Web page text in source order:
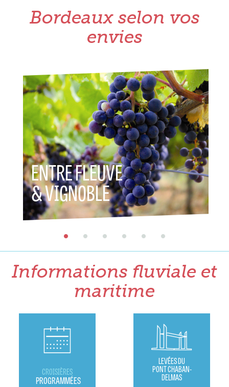
Bordeaux selon vos
envies
ENTRE FLEUVE
& VIGNOBLE &
Informations fluviale et
maritime
CROISIÈRES
PROGRAMMÉES
LEVÉES DU
PONT CHABAN-
DELMAS